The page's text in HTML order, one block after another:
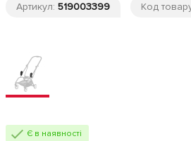
Артикул: 519003399 Код
Є в наявності